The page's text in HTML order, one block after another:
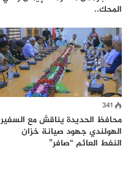
المحك..
341
محافظ الحديدة يناقش مع السفير
الهولندي جهود صيانة خزان
النفط العائم “صافر”